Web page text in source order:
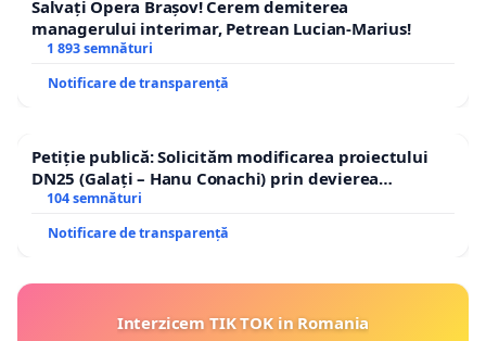
Salvați Opera Brașov! Cerem demiterea
managerului interimar, Petrean Lucian-Marius!
1 893 semnături
Notificare de transparență
Petiție publică: Solicităm modificarea proiectului
DN25 (Galați – Hanu Conachi) prin devierea
traseului în afara localităților!
104 semnături
Notificare de transparență
Interzicem TIK TOK in Romania